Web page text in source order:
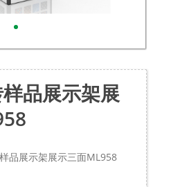
品展示架展
品展示架展示三面ML958